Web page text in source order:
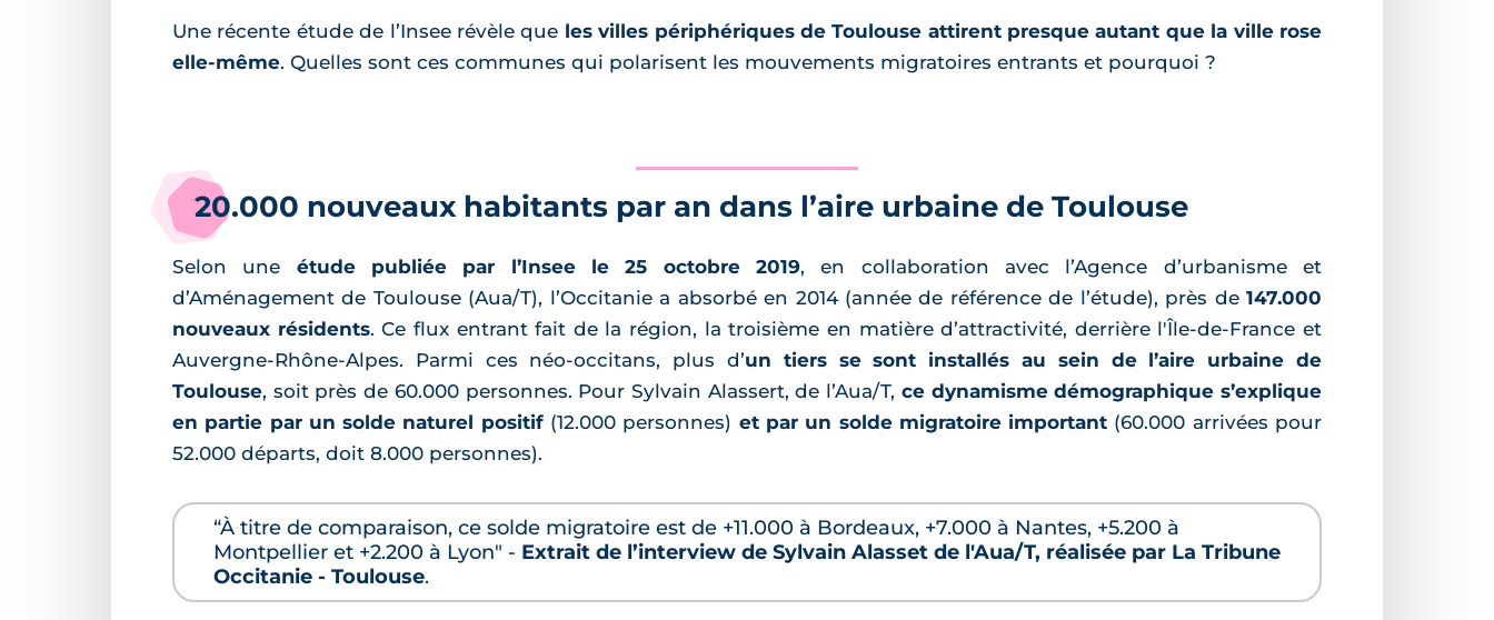
Une récente étude de l’Insee révèle que les villes périphériques de Toulouse attirent presque autant que la ville rose
elle-même. Quelles sont ces communes qui polarisent les mouvements migratoires entrants et pourquoi ?
20.000 nouveaux habitants par an dans l’aire urbaine de Toulouse
Selon une étude publiée par l’Insee le 25 octobre 2019, en collaboration avec l’Agence d’urbanisme et
d’Aménagement de Toulouse (Aua/T), l’Occitanie a absorbé en 2014 (année de référence de l’étude), près de 147.000
nouveaux résidents. Ce flux entrant fait de la région, la troisième en matière d’attractivité, derrière l'Île-de-France et
Auvergne-Rhône-Alpes. Parmi ces néo-occitans, plus d’un tiers se sont installés au sein de l’aire urbaine de
Toulouse, soit près de 60.000 personnes. Pour Sylvain Alassert, de l’Aua/T, ce dynamisme démographique s’explique
en partie par un solde naturel positif(12.000 personnes) et par un solde migratoire important (60.000 arrivées pour
52.000 départs, doit 8.000 personnes).
“À titre de comparaison, ce solde migratoire est de +11.000 à Bordeaux, +7.000 à Nantes, +5.200 à
Montpellier et +2.200 à Lyon" - Extrait de l’interview de Sylvain Alasset de l'Aua/T, réalisée par La Tribune
Occitanie - Toulouse.